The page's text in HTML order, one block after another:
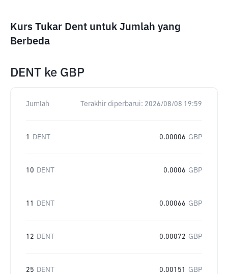
Kurs Tukar Dent untuk Jumlah yang
Berbeda
DENT ke GBP
Jumlah Terakhir diperbarui: 2026/08/08 19:59
1 DENT 0.00006 GBP
10 DENT 0.0006 GBP
11 DENT 0.00066 GBP
12 DENT 0.00072 GBP
25 DENT 0.00151 GBP